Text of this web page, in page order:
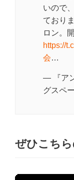
いので
ており
ロン。
https://
会…
— 『ア
グスペ
ぜひこち